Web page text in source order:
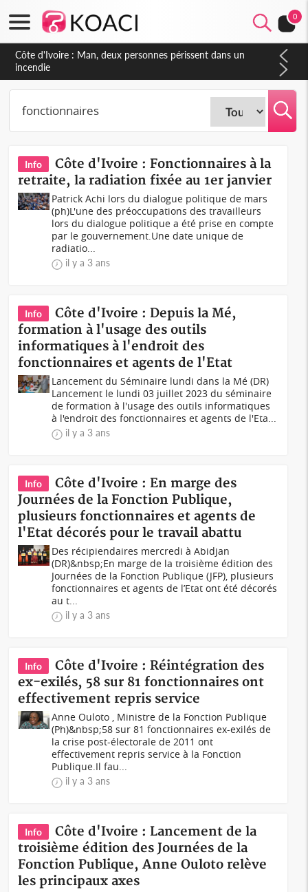
0
Côte d'Ivoire : Séileu, la célébration de la fête nationale
transformée en vaste campagne contre les produits
dépigmentants dangereux
Info
Côte d'Ivoire : Fonctionnaires à la
retraite, la radiation fixée au 1er janvier
Patrick Achi lors du dialogue politique de mars
(ph)L'une des préoccupations des travailleurs
lors du dialogue politique a été prise en compte
par le gouvernement.Une date unique de
radiatio...
il y a 3 ans
Info
Côte d'Ivoire : Depuis la Mé,
formation à l'usage des outils
informatiques à l'endroit des
fonctionnaires et agents de l'Etat
Lancement du Séminaire lundi dans la Mé (DR)
Lancement le lundi 03 juillet 2023 du séminaire
de formation à l'usage des outils informatiques
à l'endroit des fonctionnaires et agents de l'Eta...
il y a 3 ans
Info
Côte d'Ivoire : En marge des
Journées de la Fonction Publique,
plusieurs fonctionnaires et agents de
l'Etat décorés pour le travail abattu
Des récipiendaires mercredi à Abidjan
(DR)&nbsp;En marge de la troisième édition des
Journées de la Fonction Publique (JFP), plusieurs
fonctionnaires et agents de l’Etat ont été décorés
au t...
il y a 3 ans
Info
Côte d'Ivoire : Réintégration des
ex-exilés, 58 sur 81 fonctionnaires ont
effectivement repris service
Anne Ouloto , Ministre de la Fonction Publique
(Ph)&nbsp;58 sur 81 fonctionnaires ex-exilés de
la crise post-électorale de 2011 ont
effectivement repris service à la Fonction
Publique.Il fau...
il y a 3 ans
Info
Côte d'Ivoire : Lancement de la
troisième édition des Journées de la
Fonction Publique, Anne Ouloto relève
les principaux axes